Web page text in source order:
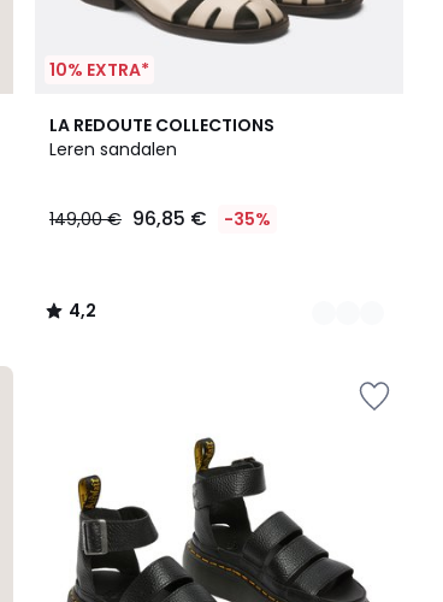
10% EXTRA*
LA REDOUTE COLLECTIONS
Leren sandalen
149,00 € 96,85 € -35%
4,2
/ 5
2
Kleuren
4,2
/